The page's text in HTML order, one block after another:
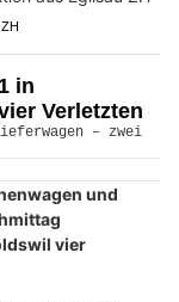
in
Verletzten
und
vier